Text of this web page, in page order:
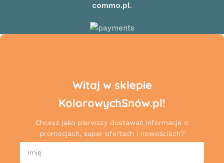
commo.pl.
Witaj w sklepie
KolorowychSnów.pl!
Chcesz jako pierwszy dostawać informacje o
promocjach, super ofertach i nowościach?